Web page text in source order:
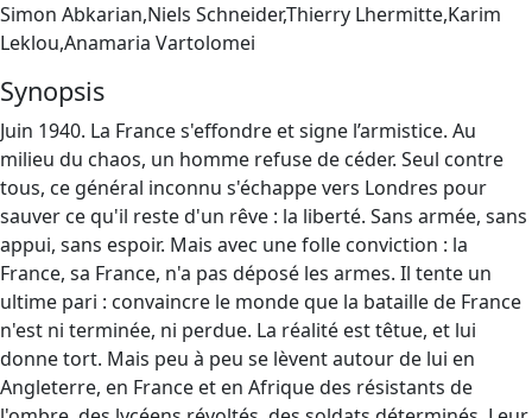
Simon Abkarian,Niels Schneider,Thierry Lhermitte,Karim
Leklou,Anamaria Vartolomei
Synopsis
Juin 1940. La France s'effondre et signe l’armistice. Au
milieu du chaos, un homme refuse de céder. Seul contre
tous, ce général inconnu s'échappe vers Londres pour
sauver ce qu'il reste d'un rêve : la liberté. Sans armée, sans
appui, sans espoir. Mais avec une folle conviction : la
France, sa France, n'a pas déposé les armes. Il tente un
ultime pari : convaincre le monde que la bataille de France
n'est ni terminée, ni perdue. La réalité est têtue, et lui
donne tort. Mais peu à peu se lèvent autour de lui en
Angleterre, en France et en Afrique des résistants de